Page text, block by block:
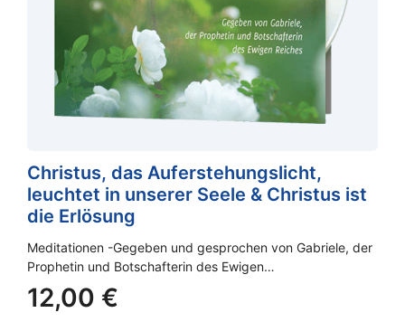
Christus, das Auferstehungslicht,
leuchtet in unserer Seele & Christus ist
die Erlösung
Meditationen -Gegeben und gesprochen von Gabriele, der
Prophetin und Botschafterin des Ewigen…
12,00 €